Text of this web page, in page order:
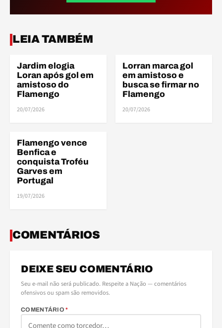
LEIA TAMBÉM
AMISTOSOS
Jardim elogia
Loran após gol em
amistoso do
Flamengo
20/07/2026
AMISTOSOS
Lorran marca gol
em amistoso e
busca se firmar no
Flamengo
20/07/2026
AMISTOSOS
Flamengo vence
Benfica e
conquista Troféu
Garves em
Portugal
19/07/2026
COMENTÁRIOS
DEIXE SEU COMENTÁRIO
Seu e-mail não será publicado. Respeite a Nação — comentários
ofensivos ou spam são removidos.
COMENTÁRIO*